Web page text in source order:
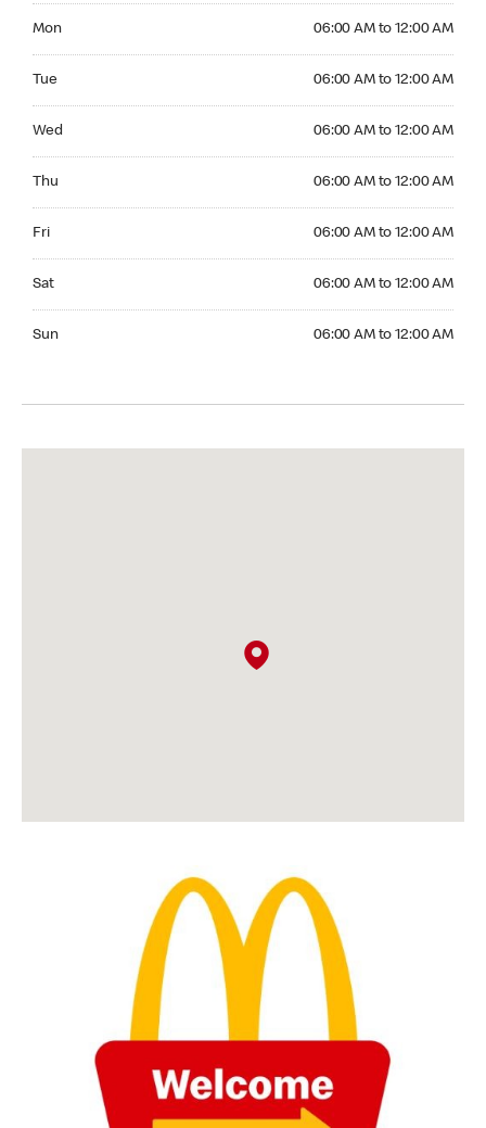
Mon 06:00 AM to 12:00 AM
Tue 06:00 AM to 12:00 AM
Wed 06:00 AM to 12:00 AM
Thu 06:00 AM to 12:00 AM
Fri 06:00 AM to 12:00 AM
Sat 06:00 AM to 12:00 AM
Sun 06:00 AM to 12:00 AM